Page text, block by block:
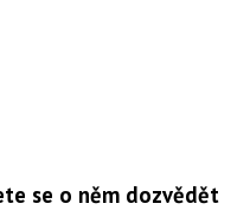
se o něm dozvědět